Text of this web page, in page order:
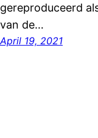
gereproduceerd
van de…
April 19, 2021